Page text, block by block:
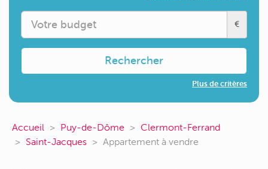
€
Rechercher
Plus de critères
Accueil Puy-de-Dôme
Clermont-Ferrand
Saint-Jacques
Appartement à vendre